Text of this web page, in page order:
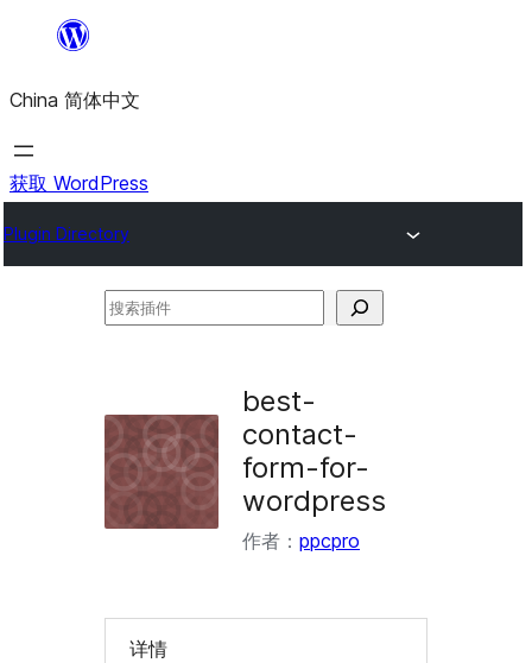
内
容
China 简体中文
获取 WordPress
Plugin Directory
搜
件
best-
contact-
form-for-
wordpress
作者： ppcpro
详情